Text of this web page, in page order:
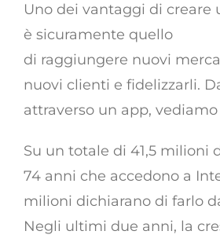
Uno dei vantaggi di creare
è sicuramente quello
di raggiungere nuovi
nuovi clienti e fidelizzarli.
attraverso un app,
Su un totale di 41,5 milioni
74 anni che accedono a
milioni dichiarano di farlo
Negli ultimi due anni, la